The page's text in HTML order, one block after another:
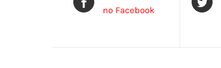
no Facebook